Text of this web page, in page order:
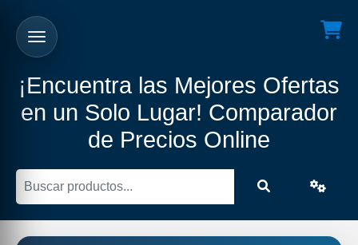
¡Encuentra las Mejores Ofertas
en un Solo Lugar! Comparador
de Precios Online